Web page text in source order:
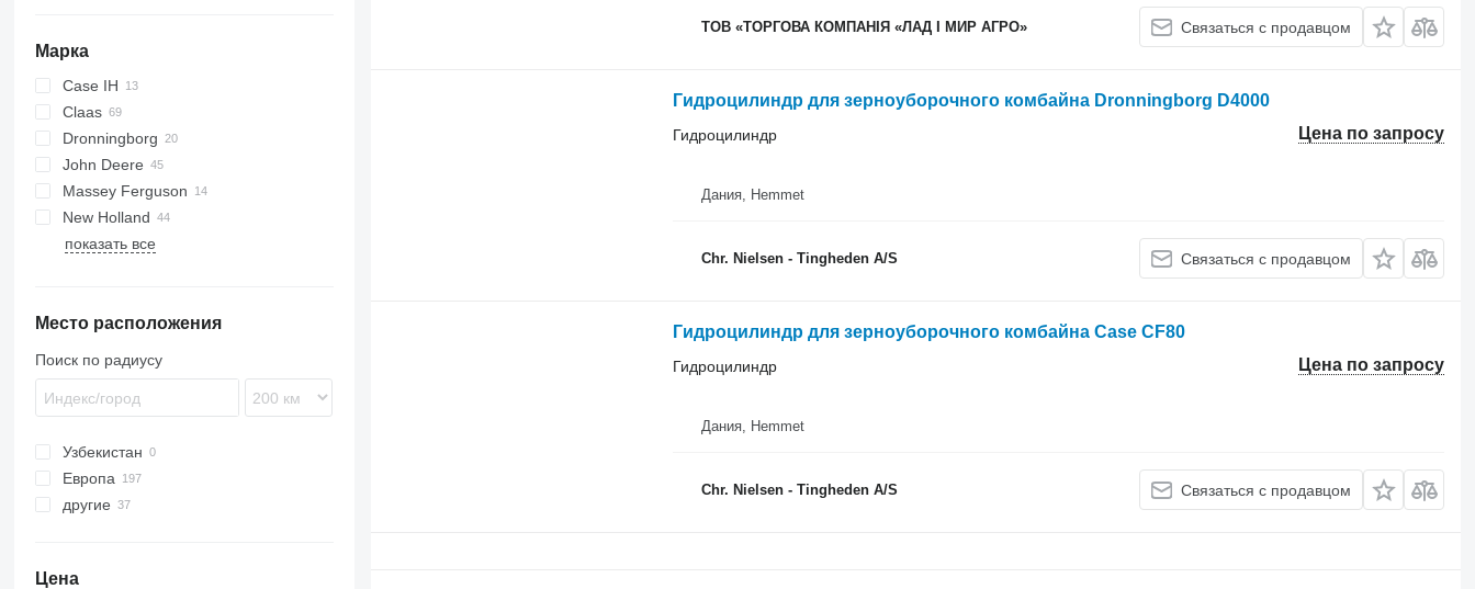
Марка
Case IH
2388
8010
STX
Claas
Dominator
Lexion
Mega
Mercator
M series
Dronningborg
D-series
806
John Deere
965
2066
4040
S-series
Big X
3650
Massey Ferguson
34
40
7278
New Holland
CR
TF
показать все
Место расположения
Поиск по радиусу
Узбекистан
Европа
Дания
другие
Цена
ТОВ «ТОРГОВА КОМПАНІЯ «ЛАД І МИР АГРО» Связаться с продавцом
Гидроцилиндр для зерноуборочного комбайна Dronningborg D4000
Цена по запросу
Гидроцилиндр
Дания, Hemmet
Chr. Nielsen - Tingheden A/S Связаться с продавцом
Гидроцилиндр для зерноуборочного комбайна Case CF80
Цена по запросу
Гидроцилиндр
Дания, Hemmet
Chr. Nielsen - Tingheden A/S Связаться с продавцом